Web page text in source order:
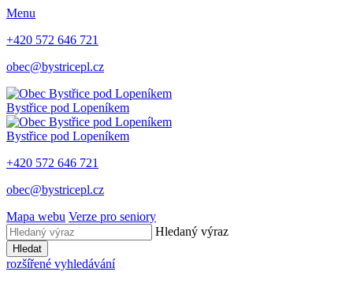
Menu
+420 572 646 721
obec@bystricepl.cz
Bystřice pod Lopeníkem
Bystřice pod Lopeníkem
+420 572 646 721
obec@bystricepl.cz
Mapa webu Verze pro seniory
Hledaný výraz
Hledat
rozšířené vyhledávání